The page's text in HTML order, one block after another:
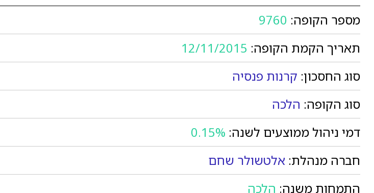
מספר הקופה: 9760
תאריך הקמת הקופה: 12/11/2015
סוג החסכון: קרנות פנסיה
סוג הקופה: הלכה
דמי ניהול ממוצעים לשנה: 0.15%
חברה מנהלת: אלטשולר שחם
התמחות משנה: הלכה